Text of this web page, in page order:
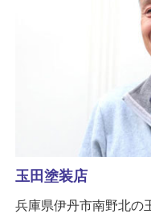
玉田塗装店
兵庫県伊丹市南野北の